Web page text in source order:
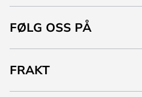
FØLG OSS PÅ
FRAKT